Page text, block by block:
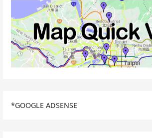
*GOOGLE ADSENSE